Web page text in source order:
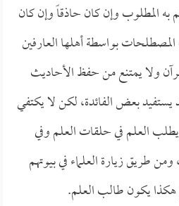
به المطلوب وإن كان حاذقاً وإن كان
بواسطة أهلها العارفين
ولا يمتنع من حفظ الأحاديث
يستفيد بعض الفائدة، لكن لا يكتفي
العلم في حلقات العلم وفي
طريق زيارة العلماء في بيوتهم
يكون طالب العلم.